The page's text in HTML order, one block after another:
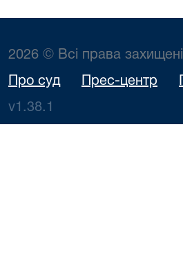
2026 © Всі права захищені
Про суд Прес-центр
v1.38.1